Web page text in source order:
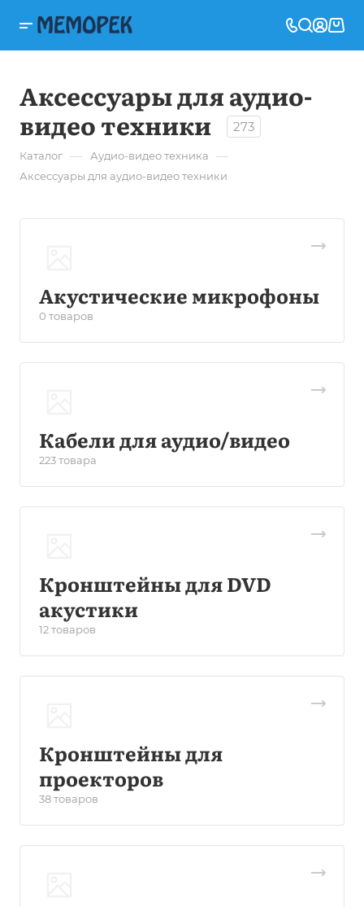
Аксессуары для аудио-
видео техники
273
Каталог — Аудио-видео техника —
Аксессуары для аудио-видео техники
Акустические микрофоны
0 товаров
Кабели для аудио/видео
223 товара
Кронштейны для DVD
акустики
12 товаров
Кронштейны для
проекторов
38 товаров